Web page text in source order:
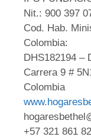
Nit.: 900 397
Cod. Hab.
Colombia:
DHS182194 –
Carrera 9 #
Colombia
+57 321 861